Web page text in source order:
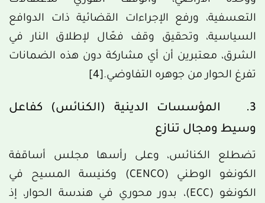
التعسفية، ورفع الإجراءات القضائية ذات الدوافع
السياسية، وتحقيق وقف فعّال لإطلاق النار في
الشرق، معتبرين أن أي مشاركة دون هذه الضمانات
تفرغ الحوار من جوهره التفاوضي.[4]
3. المؤسسات الدينية (الكنائس) كفاعل
وسيط ومجال تنازع
تضطلع الكنائس، وعلى رأسها مجلس أساقفة
الكونغو الوطني (CENCO) وكنيسة المسيح في
الكونغو (ECC)، بدور محوري في هندسة الحوار، إذ